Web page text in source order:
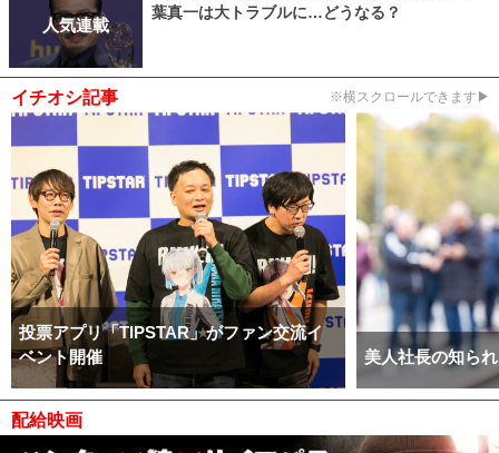
人気連載
葉真一は大トラブルに…どうなる？
イチオシ記事 ※横スクロールできます▶
投票アプリ「TIPSTAR」がファン交流イ
ベント開催
美人社長の知ら
配給映画